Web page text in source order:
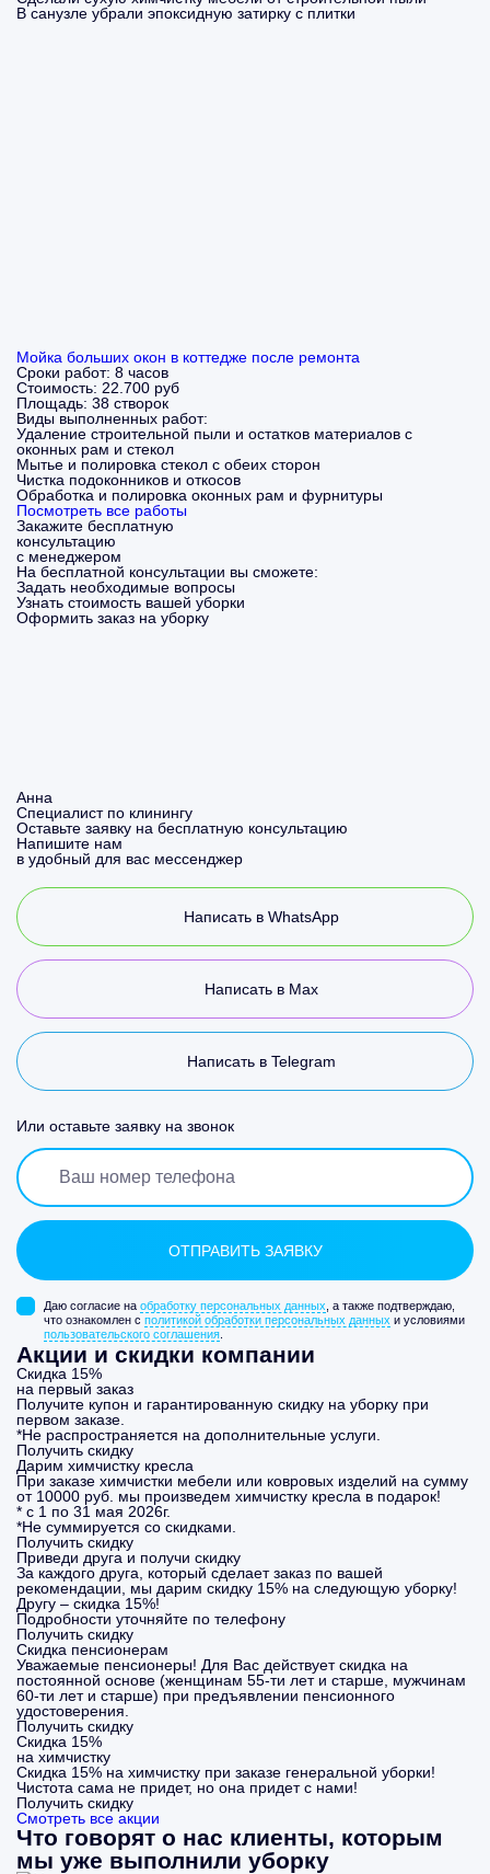
В санузле убрали эпоксидную затирку с плитки
Мойка больших окон в коттедже после ремонта
Сроки работ: 8 часов
Стоимость: 22.700 руб
Площадь: 38 створок
Виды выполненных работ:
Удаление строительной пыли и остатков материалов с
оконных рам и стекол
Мытье и полировка стекол с обеих сторон
Чистка подоконников и откосов
Обработка и полировка оконных рам и фурнитуры
Посмотреть все работы
Закажите бесплатную
консультацию
с менеджером
На бесплатной консультации вы сможете:
Задать необходимые вопросы
Узнать стоимость вашей уборки
Оформить заказ на уборку
Анна
Специалист по клинингу
Оставьте заявку на бесплатную консультацию
Напишите нам
в удобный для вас мессенджер
Написать в WhatsApp
Написать в Max
Написать в Telegram
Или оставьте заявку на звонок
Даю согласие на обработку персональных данных , а также подтверждаю,
что ознакомлен с политикой обработки персональных данных и условиями
пользовательского соглашения
Акции и скидки компании
Скидка 15%
на первый заказ
Получите купон и гарантированную скидку на уборку при
первом заказе.
*Не распространяется на дополнительные услуги.
Получить скидку
Дарим химчистку кресла
При заказе химчистки мебели или ковровых изделий на сумму
от 10000 руб. мы произведем химчистку кресла в подарок!
* с 1 по 31 мая 2026г.
*Не суммируется со скидками.
Получить скидку
Приведи друга и получи скидку
За каждого друга, который сделает заказ по вашей
рекомендации, мы дарим скидку 15% на следующую уборку!
Другу – скидка 15%!
Подробности уточняйте по телефону
Получить скидку
Скидка пенсионерам
Уважаемые пенсионеры! Для Вас действует скидка на
постоянной основе (женщинам 55-ти лет и старше, мужчинам
60-ти лет и старше) при предъявлении пенсионного
удостоверения.
Получить скидку
Скидка 15%
на химчистку
Скидка 15% на химчистку при заказе генеральной уборки!
Чистота сама не придет, но она придет с нами!
Получить скидку
Смотреть все акции
Что говорят о нас клиенты, которым
мы уже выполнили уборку